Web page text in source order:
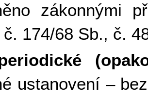
zákonnými
174/68 Sb., č.
ustanovení –